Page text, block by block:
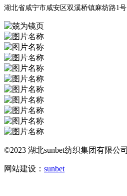
湖北省咸宁市咸安区双溪桥镇麻纺路1号
©2023 湖北sunbet纺织集团有限公司
网站建设： sunbet